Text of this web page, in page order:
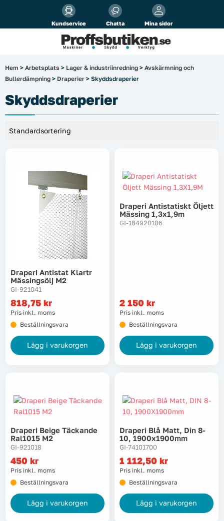
Kundservice Chatta Mina sidor
Alla priser visasinkl. moms!
Företag Privat
Arbetsplats
El & belysning
Fordonsbelysning & lastbilstillbehör
Garage & verkstad
Laserinstrument
Lyft, transport & materialhantering
Maskiner
Maskintillbehör & förbrukning
Mätinstrument
Oljor & kem
Tryckluft
Trädgård & utemiljö
Tvätt
Verktyg
Hem > Arbetsplats > Lager & industriinredning > Avskärmning och
Bullerdämpning > Draperier > Skyddsdraperier
Skyddsdraperier
Draperi Antistat Klartr
Mässingsölj M2
GI-921041
818,75 kr
Pris inkl. moms
Beställningsvara
Lägg i varukorgen
Draperi Antistatiskt Öljett
Mässing 1,3x1,9m
GI-184920106
2 150 kr
Pris inkl. moms
Beställningsvara
Lägg i varukorgen
Draperi Beige Täckande
Ral1015 M2
GI-921018
450 kr
Pris inkl. moms
Beställningsvara
Lägg i varukorgen
Draperi Blå Matt, Din 8-
10, 1900x1900mm
GI-74101700
1 112,50 kr
Pris inkl. moms
Beställningsvara
Lägg i varukorgen